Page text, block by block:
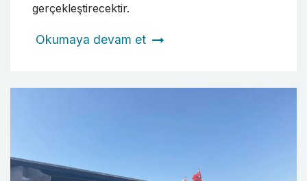
gerçekleştirecektir.
Okumaya devam et